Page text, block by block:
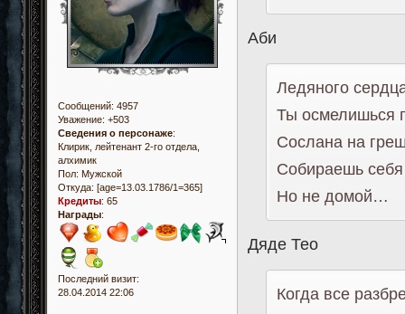
Сообщений: 4957
Уважение: +503
Сведения о персонаже:
Клирик, лейтенант 2-го отдела,
алхимик
Пол: Мужской
Откуда: [age=13.03.1786/1=365]
Кредиты: 65
Награды:
Последний визит:
28.04.2014 22:06
Аби
Ледяного
Ты осмелишься
Сослана на
Собираешь себя
Но не домой…
Дяде Тео
Когда все